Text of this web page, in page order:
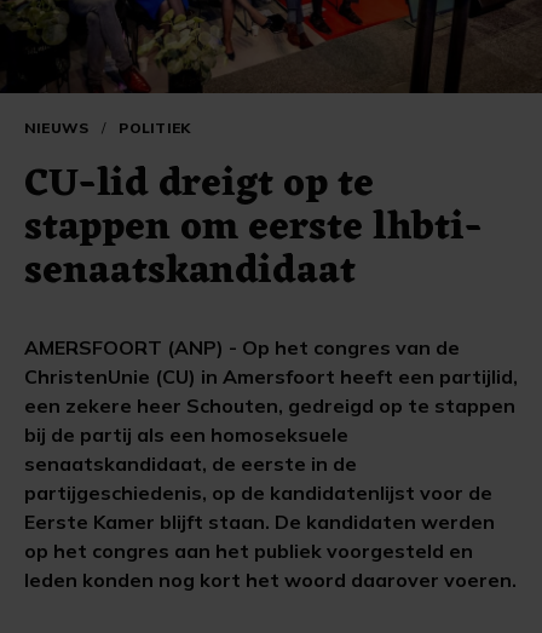
NIEUWS / POLITIEK
CU-lid dreigt op te
stappen om eerste lhbti-
senaatskandidaat
AMERSFOORT (ANP) - Op het congres van de
ChristenUnie (CU) in Amersfoort heeft een partijlid,
een zekere heer Schouten, gedreigd op te stappen
bij de partij als een homoseksuele
senaatskandidaat, de eerste in de
partijgeschiedenis, op de kandidatenlijst voor de
Eerste Kamer blijft staan. De kandidaten werden
op het congres aan het publiek voorgesteld en
leden konden nog kort het woord daarover voeren.